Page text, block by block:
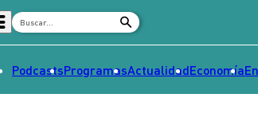
PodcastsProgramasActualidadEconomía